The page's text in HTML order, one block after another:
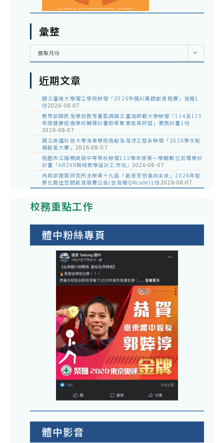
彙整
彙
選取月份
近期文章
國立臺南大學理工學院辦理「2026全國AI專題創意競賽」海報1
份2026-08-07
教育部國民及學前教育署委請國立臺灣師範大學辦理「114至115
年度健康促進學校輔導計畫師資專業成長研習」實施計畫1份
2026-08-07
國立高雄科技大學海事學院造船及海洋工程系辦理「2026學生船
模創客大賽」 2026-08-07
桃園市立陽明高級中等學校辦理115學年度第一學期數位前導學校
計畫「AR2VR跨域教學設計工作坊」 2026-08-07
內政部建築研究所主辦第十九屆「創意狂想巢向未來」2026年智
慧化居住空間創意競賽公告(含海報QRcode)1份2026-08-07
校務重點工作
體中粉絲專頁
體中影音